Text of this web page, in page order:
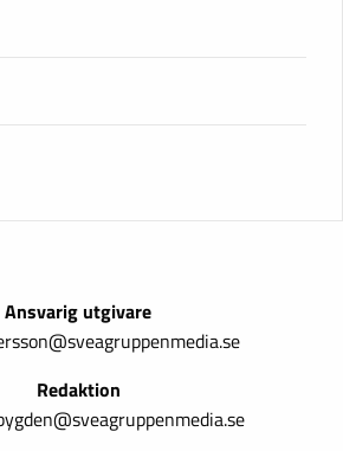
Ansvarig utgivare
Redaktion